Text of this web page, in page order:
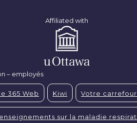
Affiliated with
– employés
365 Web Kiwi Votre carrefour
sur la maladie